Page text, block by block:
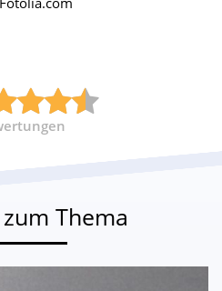
Thema